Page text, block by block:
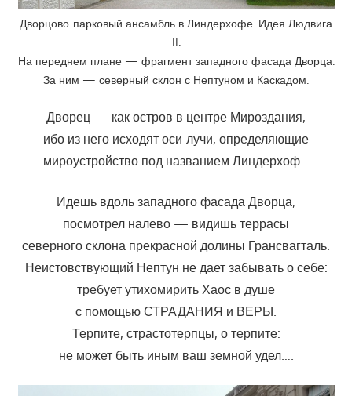
Дворцово-парковый ансамбль в Линдерхофе. Идея Людвига
II.
На переднем плане — фрагмент западного фасада Дворца.
За ним — северный склон с Нептуном и Каскадом.
Дворец — как остров в центре Мироздания,
ибо из него исходят оси-лучи, определяющие
мироустройство под названием Линдерхоф…
Идешь вдоль западного фасада Дворца,
посмотрел налево — видишь террасы
северного склона прекрасной долины Грансвагталь.
Неистовствующий Нептун не дает забывать о себе:
требует утихомирить Хаос в душе
с помощью СТРАДАНИЯ и ВЕРЫ.
Терпите, страстотерпцы, о терпите:
не может быть иным ваш земной удел….